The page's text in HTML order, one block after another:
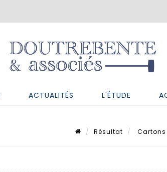
ACTUALITÉS L'ÉTUDE
Résultat Cartons